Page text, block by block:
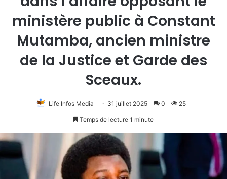
ministère public à Constant
Mutamba, ancien ministre
de la Justice et Garde des
Sceaux.
Life Infos Media 31 juillet 2025 0 25
Temps de lecture 1 minute